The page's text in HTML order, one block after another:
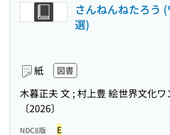
さんねんねたろう
選)
紙 図書
木暮正夫 文 ; 村上豊 絵世界文化ワ
〔2026〕
NDC8版 E